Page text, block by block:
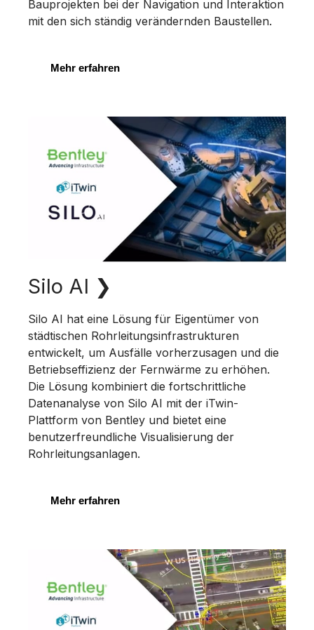
Bauprojekten bei der Navigation und Interaktion
mit den sich ständig verändernden Baustellen.
Mehr erfahren
Silo AI ❯
Silo AI hat eine Lösung für Eigentümer von
städtischen Rohrleitungsinfrastrukturen
entwickelt, um Ausfälle vorherzusagen und die
Betriebseffizienz der Fernwärme zu erhöhen.
Die Lösung kombiniert die fortschrittliche
Datenanalyse von Silo AI mit der iTwin-
Plattform von Bentley und bietet eine
benutzerfreundliche Visualisierung der
Rohrleitungsanlagen.
Mehr erfahren